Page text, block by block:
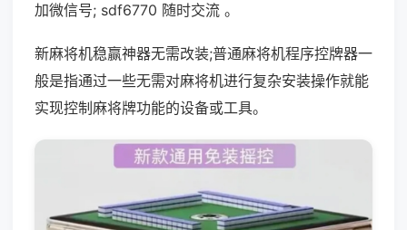
加微信号; sdf6770 随时交流 。
新麻将机稳赢神器无需改装;普通麻将机程序控牌器一
般是指通过一些无需对麻将机进行复杂安装操作就能
实现控制麻将牌功能的设备或工具。